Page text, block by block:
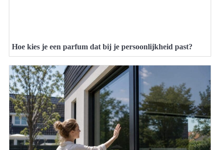
Hoe kies je een parfum dat bij je persoonlijkheid past?